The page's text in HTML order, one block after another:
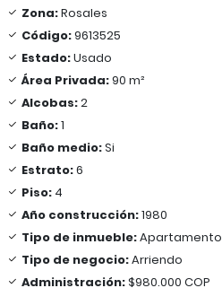
Zona:Rosales
Código:9613525
Estado:Usado
Área Privada:90 m²
Alcobas:2
Baño:1
Baño medio:Si
Estrato:6
Piso: 4
Año construcción:1980
Tipo de inmueble:Apartamento
Tipo de negocio:Arriendo
Administración:$980.000 COP